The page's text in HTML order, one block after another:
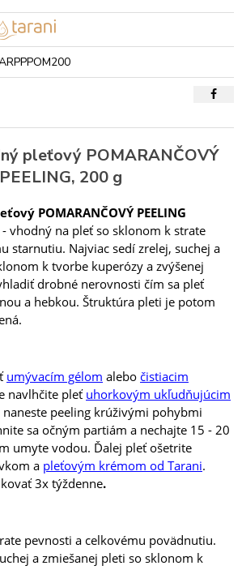
pleťový POMARANČOVÝ
PEELING, 200 g
POMARANČOVÝ PEELING
- vhodný na pleť so sklonom k strate
starnutiu. Najviac sedí zrelej, suchej a
k tvorbe kuperózy a zvýšenej
drobné nerovnosti čím sa pleť
a hebkou. Štruktúra pleti je potom
umývacím gélom alebo čistiacim
navlhčite pleť uhorkovým ukľudňujúcim
naneste peeling krúživými pohybmi
sa očným partiám a nechajte 15 - 20
umyte vodou. Ďalej pleť ošetrite
a pleťovým krémom od Tarani.
3x týždenne.
pevnosti a celkovému povädnutiu.
a zmiešanej pleti so sklonom k